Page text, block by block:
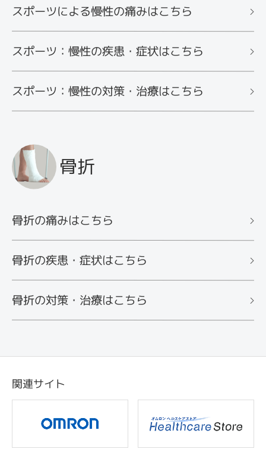
スポーツによる慢性の痛みはこちら
スポーツ：慢性の疾患・症状はこちら
スポーツ：慢性の対策・治療はこちら
骨折
骨折の痛みはこちら
骨折の疾患・症状はこちら
骨折の対策・治療はこちら
関連サイト